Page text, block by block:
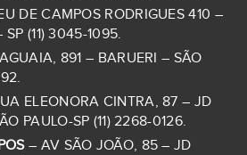
DE CAMPOS RODRIGUES 410 –
(11) 3045-1095.
891 – BARUERI – SÃO
ELEONORA CINTRA, 87 – JD
PAULO-SP (11) 2268-0126.
– AV SÃO JOÃO, 85 – JD